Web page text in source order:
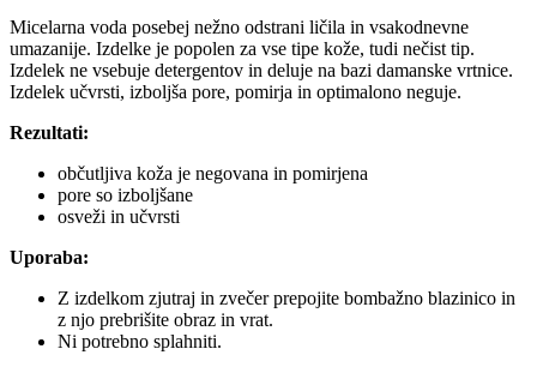
Micelarna voda posebej nežno odstrani ličila in vsakodnevne
umazanije. Izdelke je popolen za vse tipe kože, tudi nečist tip.
Izdelek ne vsebuje detergentov in deluje na bazi damanske vrtnice.
Izdelek učvrsti, izboljša pore, pomirja in optimalono neguje.
Rezultati:
občutljiva koža je negovana in pomirjena
pore so izboljšane
osveži in učvrsti
Uporaba:
Z izdelkom zjutraj in zvečer prepojite bombažno blazinico in
z njo prebrišite obraz in vrat.
Ni potrebno splahniti.